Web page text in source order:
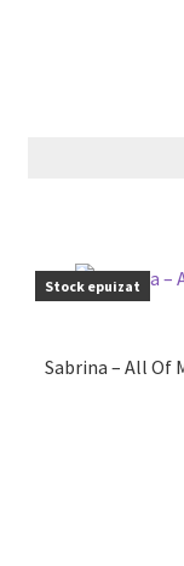
Stock epuizat
Sabrina – All Of Me (Boy Oh